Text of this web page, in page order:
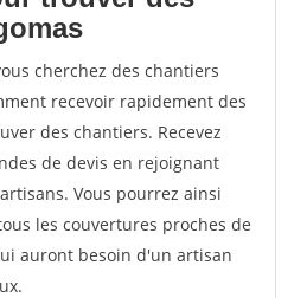
cherchez des chantiers
recevoir rapidement des
des chantiers. Recevez
de devis en rejoignant
Vous pourrez ainsi
les couvertures proches de
auront besoin d'un artisan